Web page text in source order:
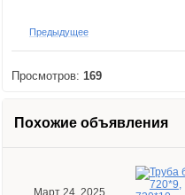
Предыдущее
Просмотров: 169
Похожие объявления
Март 24, 2025